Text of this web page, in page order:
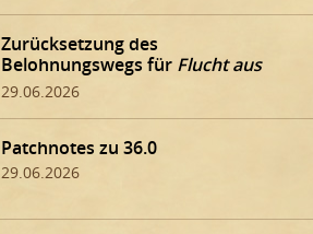
Zurücksetzung des
Belohnungswegs für Flucht aus
der Violetten Festung
29.06.2026
Patchnotes zu 36.0
29.06.2026